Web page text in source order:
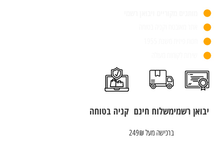
יבואן רשמימשלוח חינם
ברכישה מעל 249₪
קניה בטוחה